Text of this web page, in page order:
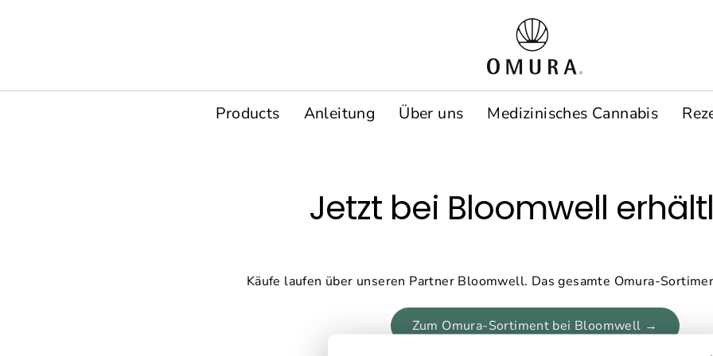
Products Anleitung Über uns Medizinisches Cannabis
Jetzt bei Bloomwell
Käufe laufen über unseren Partner Bloomwell. Das gesamte Omura-
Zum Omura-Sortiment bei Bloomwell →